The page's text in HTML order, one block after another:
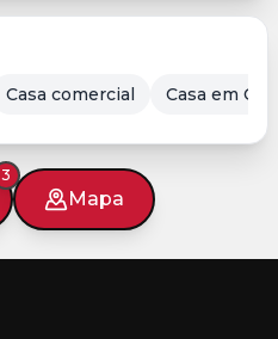
3
Mapa
Casa comercial Casa em